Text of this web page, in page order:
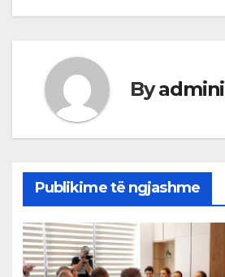
Byadmini
Publikime të ngjashme